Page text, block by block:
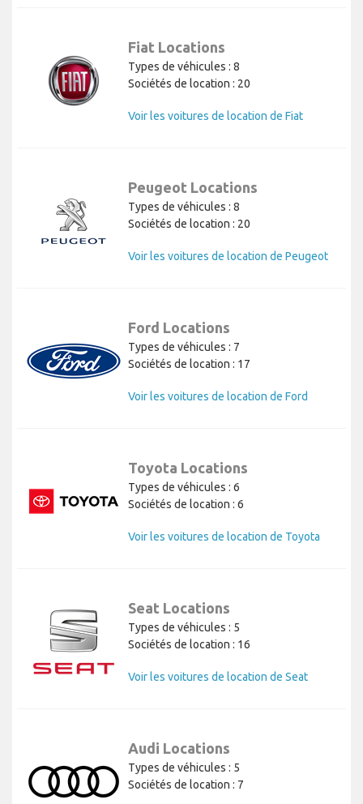
Fiat Locations
Types de véhicules : 8
Sociétés de location : 20
Voir les voitures de location de Fiat
Peugeot Locations
Types de véhicules : 8
Sociétés de location : 20
Voir les voitures de location de Peugeot
Ford Locations
Types de véhicules : 7
Sociétés de location : 17
Voir les voitures de location de Ford
Toyota Locations
Types de véhicules : 6
Sociétés de location : 6
Voir les voitures de location de Toyota
Seat Locations
Types de véhicules : 5
Sociétés de location : 16
Voir les voitures de location de Seat
Audi Locations
Types de véhicules : 5
Sociétés de location : 7